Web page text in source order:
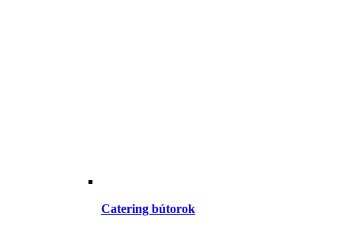
Catering bútorok